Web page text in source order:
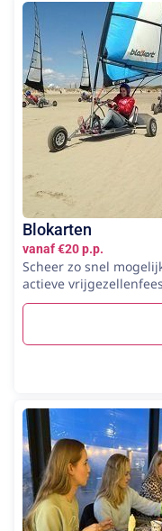
Blokarten
vanaf €20 p.p.
Scheer zo snel
actieve